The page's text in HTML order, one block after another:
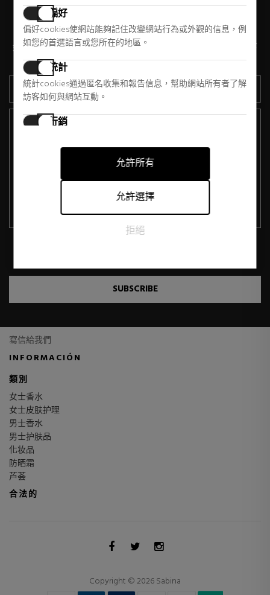
偏好
偏好cookies使網站能夠記住改變網站行為或外觀的信息，例
如您的首選語言或您所在的地區。
統計
統計cookies通過匿名收集和報告信息，幫助網站所有者了解
訪客如何與網站互動。
行銷
別用戶具有相關性和吸引力的廣告，從而對發布者和第三方
允許所有
允許選擇
拒絕
接收特別優惠
如果您想透過電子郵件接收獨家折扣、新聞和趨勢，請在下面寫下
您的電子郵件。 您可以隨時取消訂閱。
Información Básica en Protección de Datos.
Legitimación: Consentimiento del interesado. Destinatarios: no
está prevista la cesión de datos y no existe transferencia
internacional de datos. Derechos de los interesados: Acceder,
rectificar, suprimir, oponerse, portabilidad y limitación del
tratamiento. Información Adicional: Ver la Política de Privacidad
en el apartado correspondiente.
SUBSCRIBE
寫信給我們
INFORMACIÓN
類別
女士香水
女士皮肤护理
男士香水
男士护肤品
化妆品
防晒霜
芦荟
合法的
Copyright © 2026 Sabina